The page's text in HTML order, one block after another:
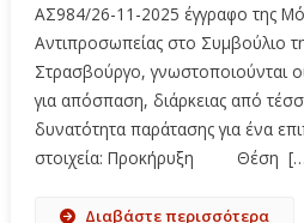
ΑΣ984/26-11-2025 έγγραφο της
Αντιπροσωπείας στο Συμβούλιο
Στρασβούργο, γνωστοποιούνται
για απόσπαση, διάρκειας από
δυνατότητα παράτασης για ένα
στοιχεία: Προκήρυξη Θέση
Διαβάστε περισσότερα